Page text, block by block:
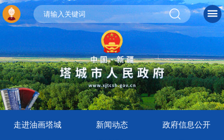
走进油画塔城 新闻动态 政府信息公开